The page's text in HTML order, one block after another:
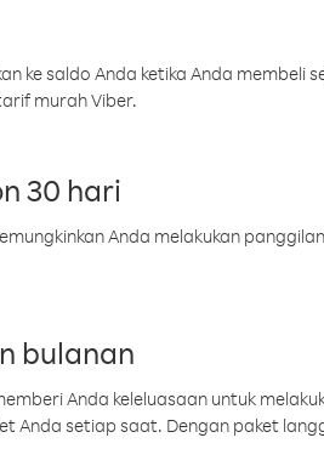
ke saldo Anda ketika Anda
murah Viber.
30 hari
Anda melakukan
bulanan
Anda keleluasaan untuk
Anda setiap saat. Dengan paket